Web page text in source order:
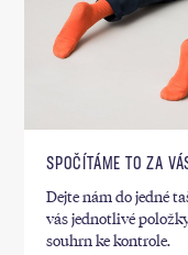
SPOČÍTÁME TO ZA
Dejte nám do jedné
vás jednotlivé
souhrn ke kontrole.